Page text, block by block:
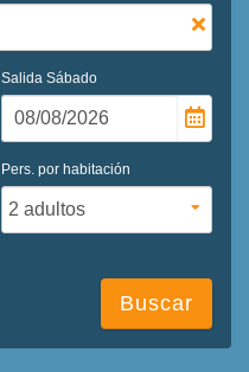
Salida Sábado
Pers. por habitación
Buscar